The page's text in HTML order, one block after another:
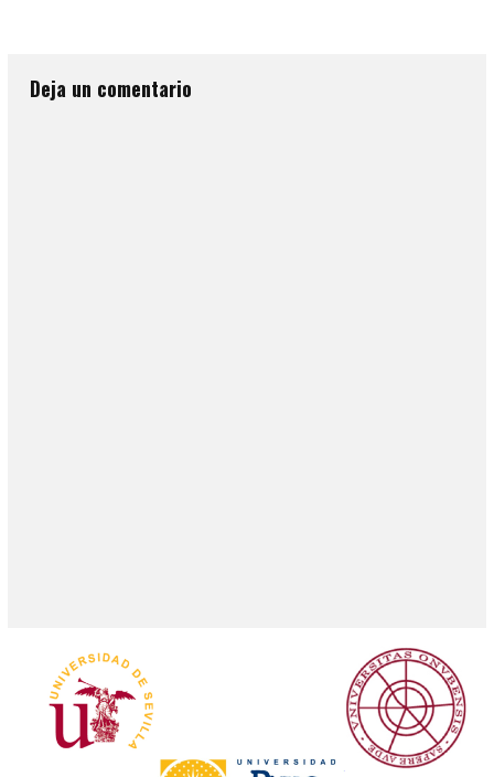
Deja un comentario